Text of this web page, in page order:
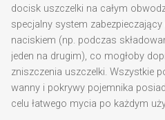
docisk uszczelki na całym
specjalny system
naciskiem (np. podczas
jeden na drugim), co mogłoby
zniszczenia uszczelki. Wszystkie
wanny i pokrywy pojemnika
celu łatwego mycia po każdym